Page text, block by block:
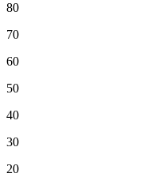
80
70
60
50
40
30
20